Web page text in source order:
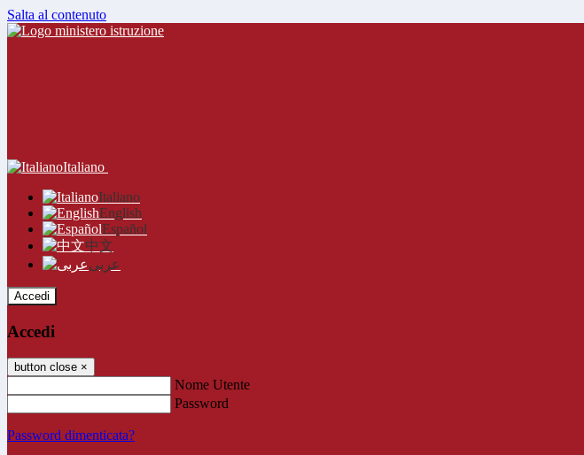
Salta al contenuto
Italiano
Italiano
English
Español
中文
عربى
Accedi
Accedi
button close ×
Nome Utente
Password
Password dimenticata?